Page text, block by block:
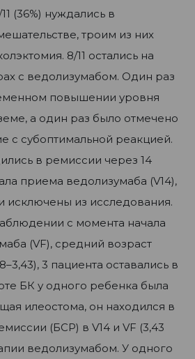
(36%) нуждались в
троим из них
8/11 остались на
с ведолизумабом. Один раз
повышении уровня
а один раз было отмечено
с субоптимальной реакцией.
в ремиссии через 14
приема ведолизумаба (V14),
исключены из исследования.
с момента начала
(VF), средний возраст
3 пациента оставались в
БК у одного ребенка была
илеостома, он находился в
(БСР) в V14 и VF (3,43
ведолизумабом. У одного